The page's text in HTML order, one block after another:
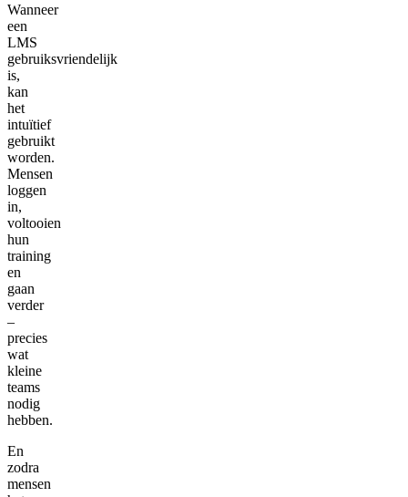
Wanneer
een
LMS
gebruiksvriendelijk
is,
kan
het
intuïtief
gebruikt
worden.
Mensen
loggen
in,
voltooien
hun
training
en
gaan
verder
–
precies
wat
kleine
teams
nodig
hebben.
En
zodra
mensen